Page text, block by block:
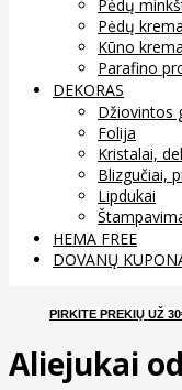
Pėdų
Pėdų
Kūno
Parafino
DEKORAS
Džiovintos
Folija
Kristalai,
Blizgučiai,
Lipdukai
HEMA FREE
DOVANŲ
PIRKITE PREKIŲ UŽ
Aliejukai